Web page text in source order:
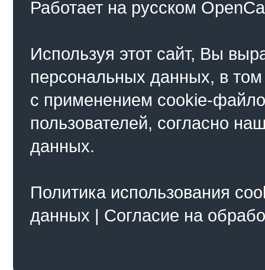
Работает на русском
Используя этот сайт, Вы
персональных данных, в
с применением cookie-
пользователей, согласно
данных.
Политика использования
данных | Согласие на